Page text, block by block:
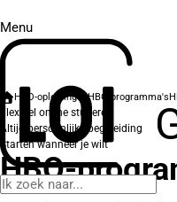
Menu
HBO-opleidingenHBO-programma's
Flexibel online studeren
Altijd persoonlijke begeleiding
Starten wanneer je wilt
HBO-